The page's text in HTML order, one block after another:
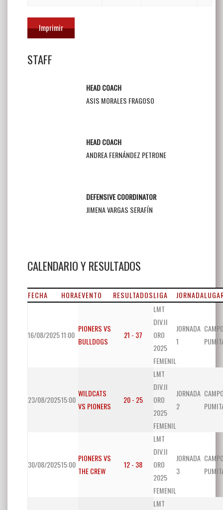
Imprimir
STAFF
HEAD COACH
ASIS MORALES FRAGOSO
HEAD COACH
ANDREA FERNÁNDEZ PETRONE
DEFENSIVE COORDINATOR
JIMENA VARGAS SERAFÍN
CALENDARIO Y RESULTADOS
FECHA HORAEVENTO RESULTADOSLIGA JORNADA
16/08/202511:00
PIONERS VS
BULLDOGS
21 - 37
LMT
DIV.II
ORO
2025
FEMENIL
JORNADA
1
23/08/202515:00
WILDCATS
VS PIONERS
20 - 25
LMT
DIV.II
ORO
2025
FEMENIL
JORNADA
2
30/08/202515:00
PIONERS VS
THE CREW
12 - 38
LMT
DIV.II
ORO
2025
FEMENIL
JORNADA
3
LMT